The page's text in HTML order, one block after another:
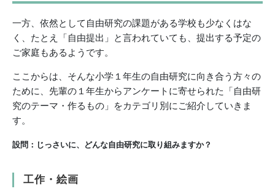
一方、依然として自由研究の課題がある学校も少なくはな
く、たとえ「自由提出」と言われていても、提出する予定の
ご家庭もあるようです。
ここからは、そんな小学１年生の自由研究に向き合う方々の
ために、先輩の１年生からアンケートに寄せられた「自由研
究のテーマ・作るもの」をカテゴリ別にご紹介していきま
す。
設問：じっさいに、どんな自由研究に取り組みますか？
工作・絵画